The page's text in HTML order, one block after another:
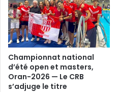
Championnat national
d’été open et masters,
Oran-2026 — Le CRB
s’adjuge le titre